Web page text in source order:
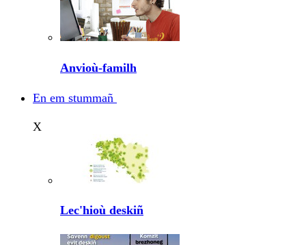
Anvioù-familh
En em stummañ
X
Lec'hioù deskiñ